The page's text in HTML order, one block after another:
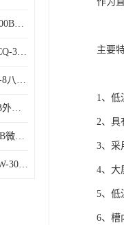
单门三气培养箱CN-SQ100B低氧细胞试验箱
4位自动液液萃取仪CN-CQ-3C油水萃取装置
全自动定量分液仪CNFY-8八排联管分液器
光催化反应仪CN-GHX-B外照式光化学反应器
单门恒温恒湿箱HWS-70B微生物细菌培养箱
不锈钢微生物限度仪CNW-300B薄膜过滤器
主要
1、低
2、具
3、采
4、大
5、低
6、槽